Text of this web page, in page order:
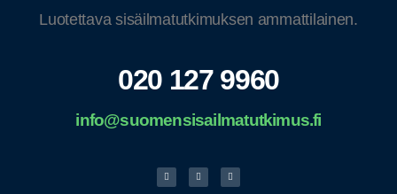
Luotettava sisäilmatutkimuksen ammattilainen.
020 127 9960
info@suomensisailmatutkimus.fi